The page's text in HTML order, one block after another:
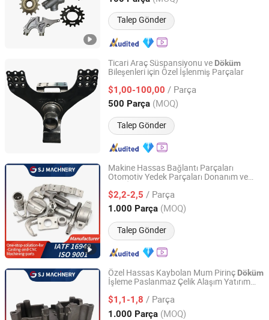
Talep Gönder
Ticari Araç Süspansiyonu ve Döküm
Bileşenleri için Özel İşlenmiş Parçalar
$1,00-100,00 / Parça
500 Parça (MOQ)
Talep Gönder
Shiyan Keheng Machinery Manufacturing Co., Ltd
Hubei, China Fiyat 2026
Makine Hassas Bağlantı Parçaları
Otomotiv Yedek Parçaları Donanım ve
DökümParçaları
$2,2-2,5 / Parça
1.000 Parça (MOQ)
Talep Gönder
Ningbo Suijin Machinery Technology Co., Ltd.
Zhejiang, China Fiyat 2022
Özel Hassas Kaybolan Mum Pirinç Döküm
İşleme Paslanmaz Çelik Alaşım Yatırım
Yerçekimi DökümAraba Kamyon
Otomobil
Parçası
$1,1-1,8 / Parça
1.000 Parça (MOQ)
Ningbo Suijin Machinery Technology Co., Ltd.
Zhejiang, China Fiyat 2022